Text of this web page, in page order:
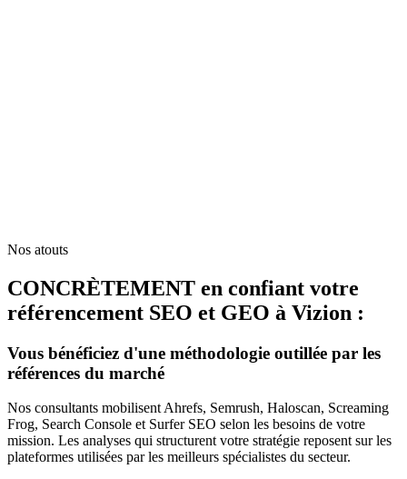
Nos atouts
CONCRÈTEMENT en confiant votre
référencement SEO et GEO à Vizion :
Vous bénéficiez d'une méthodologie outillée par les
références du marché
Nos consultants mobilisent Ahrefs, Semrush, Haloscan, Screaming
Frog, Search Console et Surfer SEO selon les besoins de votre
mission. Les analyses qui structurent votre stratégie reposent sur les
plateformes utilisées par les meilleurs spécialistes du secteur.